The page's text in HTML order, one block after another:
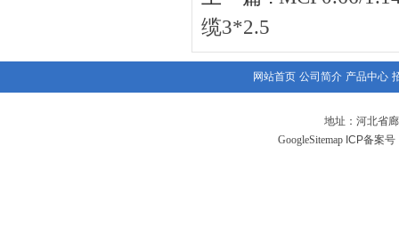
缆3*2.5
网站首页 公司简介 产品中心
地址：河北省
GoogleSitemap ICP备案号